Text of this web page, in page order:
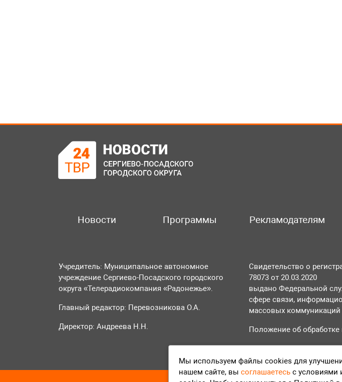
Новости Программы Рекламодателям
Учредитель: Муниципальное автономное
учреждение Сергиево-Посадского городского
округа «Телерадиокомпания «Радонежье».
Главный редактор: Перевозникова О.А.
Директор: Андреева Н.Н.
Свидетельство о
78073 от 20.03.2020
выдано Федеральной
сфере связи,
массовых
Положение об
Согласие на обработку
Мы используем файлы cookies для
нашем сайте, вы соглашаетесь с условиями